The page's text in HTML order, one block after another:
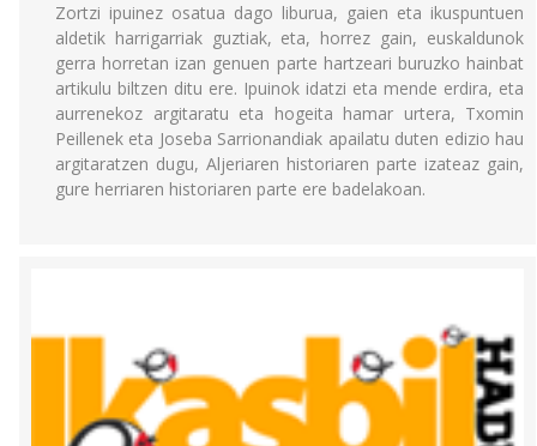
Zortzi ipuinez osatua dago liburua, gaien eta ikuspuntuen
aldetik harrigarriak guztiak, eta, horrez gain, euskaldunok
gerra horretan izan genuen parte hartzeari buruzko hainbat
artikulu biltzen ditu ere. Ipuinok idatzi eta mende erdira, eta
aurrenekoz argitaratu eta hogeita hamar urtera, Txomin
Peillenek eta Joseba Sarrionandiak apailatu duten edizio hau
argitaratzen dugu, Aljeriaren historiaren parte izateaz gain,
gure herriaren historiaren parte ere badelakoan.